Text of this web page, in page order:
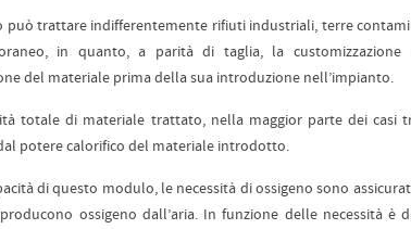
può trattare indifferentemente rifiuti industriali, terre
in quanto, a parità di taglia, la
del materiale prima della sua introduzione nell’impianto.
totale di materiale trattato, nella maggior parte dei casi
potere calorifico del materiale introdotto.
di questo modulo, le necessità di ossigeno sono
producono ossigeno dall’aria. In funzione delle necessità